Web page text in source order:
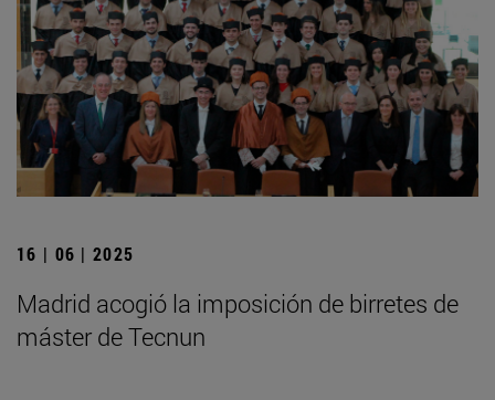
16 | 06 | 2025
Madrid acogió la imposición de birretes de
máster de Tecnun